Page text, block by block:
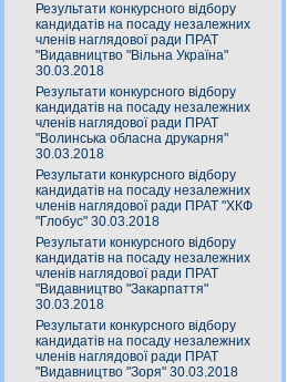
Результати конкурсного відбору
кандидатів на посаду незалежних
членів наглядової ради ПРАТ
"Видавництво "Вільна Україна"
30.03.2018
Результати конкурсного відбору
кандидатів на посаду незалежних
членів наглядової ради ПРАТ
"Волинська обласна друкарня"
30.03.2018
Результати конкурсного відбору
кандидатів на посаду незалежних
членів наглядової ради ПРАТ "ХКФ
"Глобус" 30.03.2018
Результати конкурсного відбору
кандидатів на посаду незалежних
членів наглядової ради ПРАТ
"Видавництво "Закарпаття"
30.03.2018
Результати конкурсного відбору
кандидатів на посаду незалежних
членів наглядової ради ПРАТ
"Видавництво "Зоря" 30.03.2018